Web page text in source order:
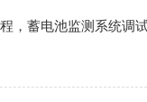
蓄电池监测系统调试正当